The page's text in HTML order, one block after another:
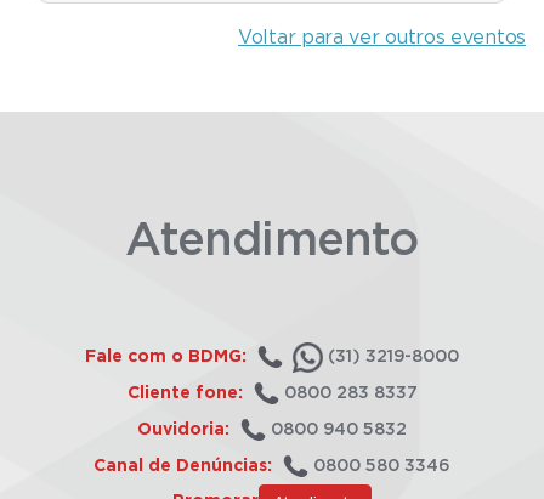
Voltar para ver outros eventos
Atendimento
Fale com o BDMG: (31) 3219-8000
Cliente fone: 0800 283 8337
Ouvidoria: 0800 940 5832
Canal de Denúncias: 0800 580 3346